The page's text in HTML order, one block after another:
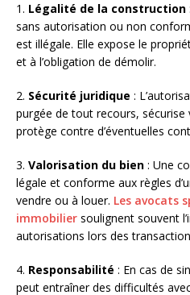
1. Légalité de la construction
sans autorisation ou non
est illégale. Elle expose le
et à l’obligation de démolir.
2. Sécurité juridique :
purgée de tout recours, sécurise
protège contre d’éventuelles
3. Valorisation du bien : Une
légale et conforme aux règles
vendre ou à louer. Les avocats
immobilier soulignent souvent
autorisations lors des
4. Responsabilité : En cas de
peut entraîner des difficultés